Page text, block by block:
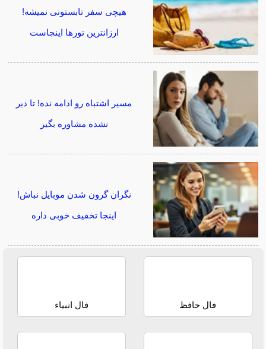
هیچی سفر تابستونی نمیشه!
ارزانترین تورها اینجاست
مسیر اشتباه رو ادامه نده! تا دیر
نشده مشاوره بگیر
نگران گرون شدن موبایل نباش!
اینجا تخفیف خوبی داره
فال حافظ فال انبیاء